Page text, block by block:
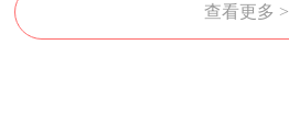
查看更多 >